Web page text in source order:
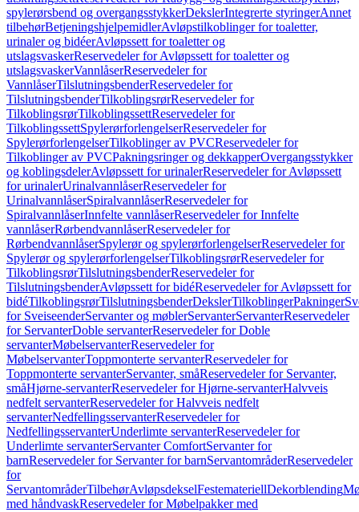
spylerørsbend og overgangsstykkerDekslerIntegrerte styringerAnnet
tilbehørBetjeningshjelpemidlerAvløpstilkoblinger for toaletter,
urinaler og bidéerAvløpssett for toaletter og
utslagsvaskerReservedeler for Avløpssett for toaletter og
utslagsvaskerVannlåserReservedeler for
VannlåserTilslutningsbenderReservedeler for
TilslutningsbenderTilkoblingsrørReservedeler for
TilkoblingsrørTilkoblingssettReservedeler for
TilkoblingssettSpylerørforlengelserReservedeler for
SpylerørforlengelserTilkoblinger av PVCReservedeler for
Tilkoblinger av PVCPakningsringer og dekkapperOvergangsstykker
og koblingsdelerAvløpssett for urinalerReservedeler for Avløpssett
for urinalerUrinalvannlåserReservedeler for
UrinalvannlåserSpiralvannlåserReservedeler for
SpiralvannlåserInnfelte vannlåserReservedeler for Innfelte
vannlåserRørbendvannlåserReservedeler for
RørbendvannlåserSpylerør og spylerørforlengelserReservedeler for
Spylerør og spylerørforlengelserTilkoblingsrørReservedeler for
TilkoblingsrørTilslutningsbenderReservedeler for
TilslutningsbenderAvløpssett for bidéReservedeler for Avløpssett for
bidéTilkoblingsrørTilslutningsbenderDekslerTilkoblingerPakninger
for SveiseenderServanter og møblerServanterServanterReservedeler
for ServanterDoble servanterReservedeler for Doble
servanterMøbelservanterReservedeler for
MøbelservanterToppmonterte servanterReservedeler for
Toppmonterte servanterServanter, småReservedeler for Servanter,
småHjørne-servanterReservedeler for Hjørne-servanterHalvveis
nedfelt servanterReservedeler for Halvveis nedfelt
servanterNedfellingsservanterReservedeler for
NedfellingsservanterUnderlimte servanterReservedeler for
Underlimte servanterServanter ComfortServanter for
barnReservedeler for Servanter for barnServantområderReservedeler
for
ServantområderTilbehørAvløpsdekselFestemateriellDekorblending
med håndvaskReservedeler for Møbelpakker med